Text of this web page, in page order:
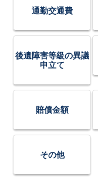
通勤交通費
後遺障害等級の異議
申立て
賠償金額
その他